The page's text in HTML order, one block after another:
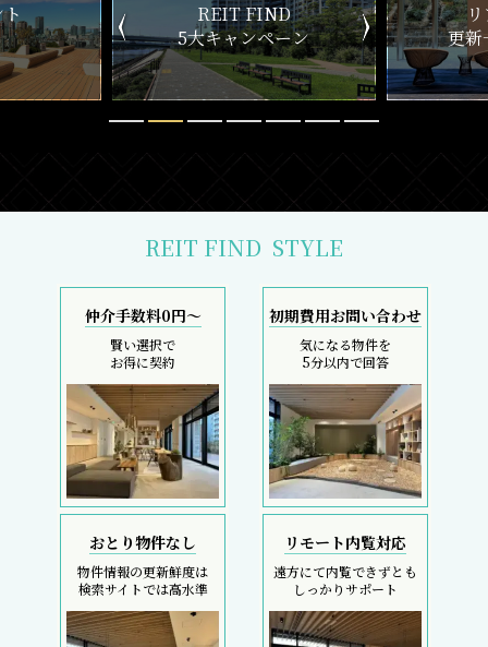
ン
リアルタイム
更新一覧チェック
新
REIT FIND STYLE
仲介手数料0円～
賢い選択で
お得に契約
初期費用お問い合わせ
気になる物件を
5分以内で回答
おとり物件なし
物件情報の更新鮮度は
検索サイトでは高水準
リモート内覧対応
遠方にて内覧できずとも
しっかりサポート